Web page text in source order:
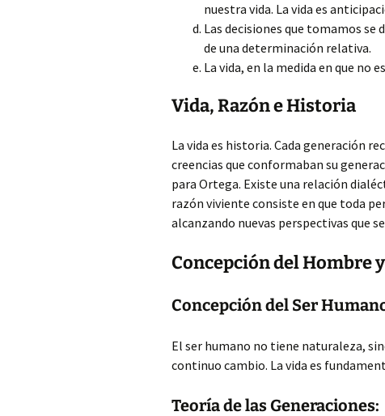
nuestra vida. La vida es
Las decisiones que tomamos
de una determinación relativa.
La vida, en la medida en que no
Vida, Razón e Historia
La vida es historia. Cada generación
creencias que conformaban su
para Ortega. Existe una relación
razón viviente consiste en que toda
alcanzando nuevas perspectivas que
Concepción del Hombre
Concepción del Ser
El ser humano no tiene naturaleza,
continuo cambio. La vida es
Teoría de las Generaciones: